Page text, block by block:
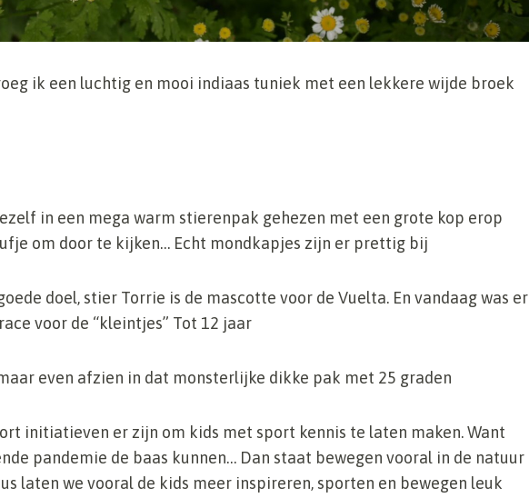
ik een luchtig en mooi indiaas tuniek met een lekkere wijde broek
in een mega warm stierenpak gehezen met een grote kop erop
om door te kijken… Echt mondkapjes zijn er prettig bij
doel, stier Torrie is de mascotte voor de Vuelta. En vandaag was er
voor de “kleintjes” Tot 12 jaar
even afzien in dat monsterlijke dikke pak met 25 graden
initiatieven er zijn om kids met sport kennis te laten maken. Want
pandemie de baas kunnen… Dan staat bewegen vooral in de natuur
laten we vooral de kids meer inspireren, sporten en bewegen leuk